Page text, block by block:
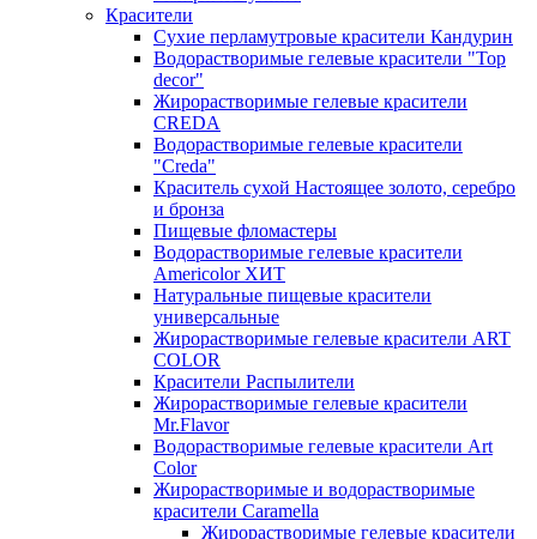
Красители
Сухие перламутровые красители Кандурин
Водорастворимые гелевые красители "Top
decor"
Жирорастворимые гелевые красители
CREDA
Водорастворимые гелевые красители
"Creda"
Краситель сухой Настоящее золото, серебро
и бронза
Пищевые фломастеры
Водорастворимые гелевые красители
Americolor ХИТ
Натуральные пищевые красители
универсальные
Жирорастворимые гелевые красители ART
COLOR
Красители Распылители
Жирорастворимые гелевые красители
Mr.Flavor
Водорастворимые гелевые красители Art
Color
Жирорастворимые и водорастворимые
красители Caramella
Жирорастворимые гелевые красители